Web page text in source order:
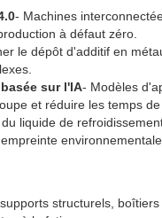
- Machines
à défaut zéro.
le dépôt d'additif en
sur l'IA- Modèles
et réduire les temps de
liquide de
structurels,